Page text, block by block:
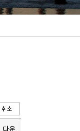
취소
다운